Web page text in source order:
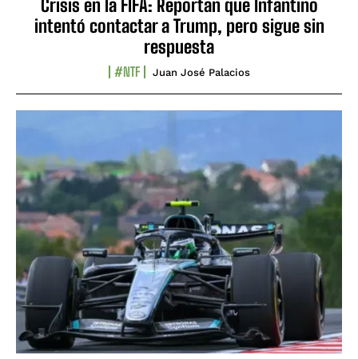
Crisis en la FIFA: Reportan que Infantino
intentó contactar a Trump, pero sigue sin
respuesta
#NTF Juan José Palacios